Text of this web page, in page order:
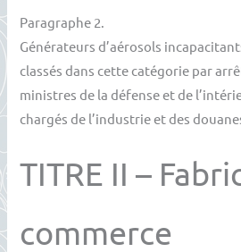
Paragraphe 2.
Générateurs d’aérosols
classés dans cette catégorie par
ministres de la défense et de
chargés de l’industrie et des
TITRE II –
commerce